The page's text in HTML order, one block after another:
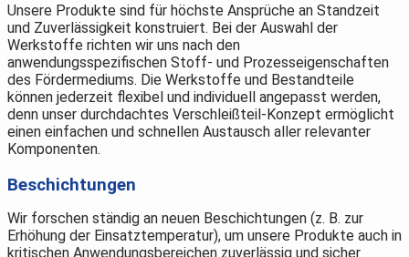
Unsere Produkte sind für höchste Ansprüche an Standzeit
und Zuverlässigkeit konstruiert. Bei der Auswahl der
Werkstoffe richten wir uns nach den
anwendungsspezifischen Stoff- und Prozesseigenschaften
des Fördermediums. Die Werkstoffe und Bestandteile
können jederzeit flexibel und individuell angepasst werden,
denn unser durchdachtes Verschleißteil-Konzept ermöglicht
einen einfachen und schnellen Austausch aller relevanter
Komponenten.
Beschichtungen
Wir forschen ständig an neuen Beschichtungen (z. B. zur
Erhöhung der Einsatztemperatur), um unsere Produkte auch in
kritischen Anwendungsbereichen zuverlässig und sicher